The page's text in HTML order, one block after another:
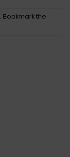
. Bookmark the